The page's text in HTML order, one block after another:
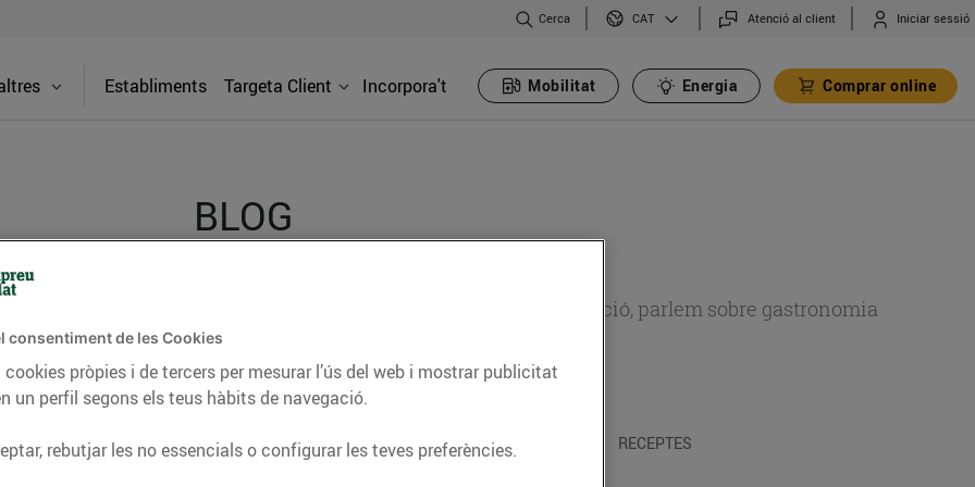
Cerca CAT Atenció al client Iniciar sessió
Establiments Targeta Client Incorpora't Mobilitat Energia Comprar online
BLOG
consells nutricionals, informació d’actualitat sobre alimentació, parlem sobre gastronomia
del nostre territori i molts altres temes.
CONSELLS I HÀBITS SALUDABLES ENERGIA GASTRONOMIA I TRADICIONS RECEPTES
consentiment de les Cookies
pròpies i de tercers per mesurar l’ús del web i mostrar publicitat
un perfil segons els teus hàbits de navegació.
rebutjar les no essencials o configurar les teves preferències.